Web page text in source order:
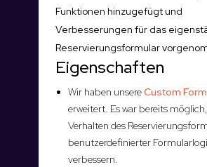
Funktionen hinzugefügt und
Verbesserungen für das
Reservierungsformular
Eigenschaften
Wir haben unsereCustom
erweitert. Es war bereits
Verhalten des
benutzerdefinierter
verbessern.